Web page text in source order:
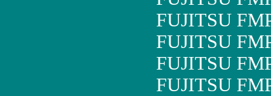
FUJITSU
FUJITSU
FUJITSU
FUJITSU